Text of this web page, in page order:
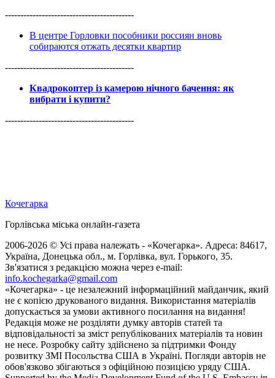
------------------------------------------
В центре Горловки пособники россиян вновь
собираются отжать десятки квартир
------------------------------------------
Квадрокоптер із камерою нічного бачення: як
вибрати і купити?
------------------------------------------
Кочегарка
Горлівська міська онлайн-газета
2006-2026 © Усі права належать - «Кочегарка». Адреса: 84617,
Україна, Донецька обл., м. Горлівка, вул. Горького, 35.
Зв'язатися з редакцією можна через e-mail:
info.kochegarka@gmail.com
«Кочегарка» - це незалежний інформаційний майданчик, який
не є копією друкованого видання. Використання матеріалів
допускається за умови активного посилання на видання!
Редакція може не розділяти думку авторів статей та
відповідальності за зміст републікованих матеріалів та новин
не несе. Розробку сайту здійснено за підтримки Фонду
розвитку ЗМІ Посольства США в Україні. Погляди авторів не
обов'язково збігаються з офіційною позицією уряду США.